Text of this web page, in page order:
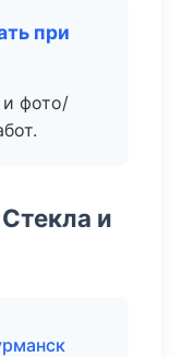
при
и фото/
и